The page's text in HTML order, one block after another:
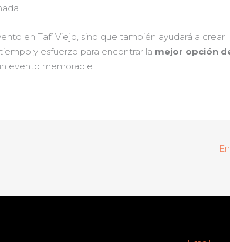
en Tafí Viejo, sino que también ayudará a crear
y esfuerzo para encontrar la mejor opción
evento memorable.